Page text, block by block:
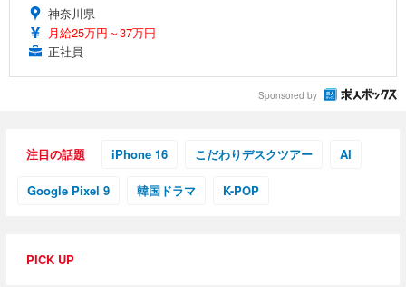
神奈川県
月給25万円～37万円
正社員
Sponsored by
注目の話題 iPhone 16 こだわりデスクツアー AI
Google Pixel 9 韓国ドラマ K-POP
PICK UP